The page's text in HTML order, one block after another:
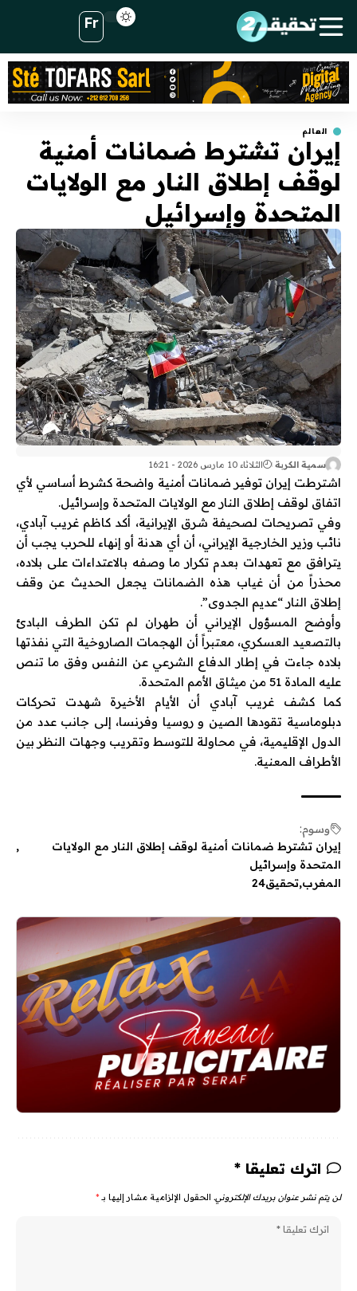
Fr
العالم
إيران تشترط ضمانات أمنية
لوقف إطلاق النار مع الولايات
المتحدة وإسرائيل
سمية الكربة الثلاثاء 10 مارس 2026 - 16:21
اشترطت إيران توفير ضمانات أمنية واضحة كشرط أساسي لأي
اتفاق لوقف إطلاق النار مع الولايات المتحدة وإسرائيل.
وفي تصريحات لصحيفة شرق الإيرانية، أكد كاظم غريب آبادي،
نائب وزير الخارجية الإيراني، أن أي هدنة أو إنهاء للحرب يجب أن
يترافق مع تعهدات بعدم تكرار ما وصفه بالاعتداءات على بلاده،
محذراً من أن غياب هذه الضمانات يجعل الحديث عن وقف
إطلاق النار “عديم الجدوى”.
وأوضح المسؤول الإيراني أن طهران لم تكن الطرف البادئ
بالتصعيد العسكري، معتبراً أن الهجمات الصاروخية التي نفذتها
بلاده جاءت في إطار الدفاع الشرعي عن النفس وفق ما تنص
عليه المادة 51 من
ميثاق الأمم المتحدة.
كما كشف غريب آبادي أن الأيام الأخيرة شهدت تحركات
دبلوماسية تقودها الصين وروسيا وفرنسا، إلى جانب عدد من
الدول الإقليمية، في محاولة للتوسط وتقريب وجهات النظر بين
الأطراف المعنية.
وسوم:
إيران تشترط ضمانات أمنية لوقف إطلاق النار مع الولايات
المتحدة وإسرائيل
المغرب تحقيق24
اترك تعليقا *
لن يتم نشر عنوان بريدك الإلكتروني. الحقول الإلزامية مشار إليها بـ *